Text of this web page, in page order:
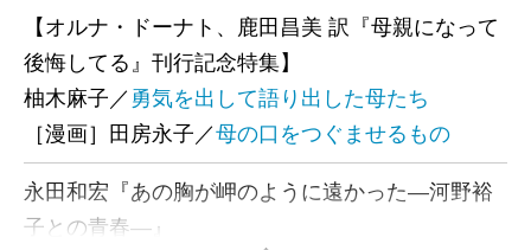
【オルナ・ドーナト、鹿田昌美 訳『母親になって
後悔してる』刊行記念特集】
柚木麻子／ 勇気を出して語り出した母たち
［漫画］田房永子／母の口をつぐませるもの
永田和宏『あの胸が岬のように遠かった―河野裕
子との青春―』